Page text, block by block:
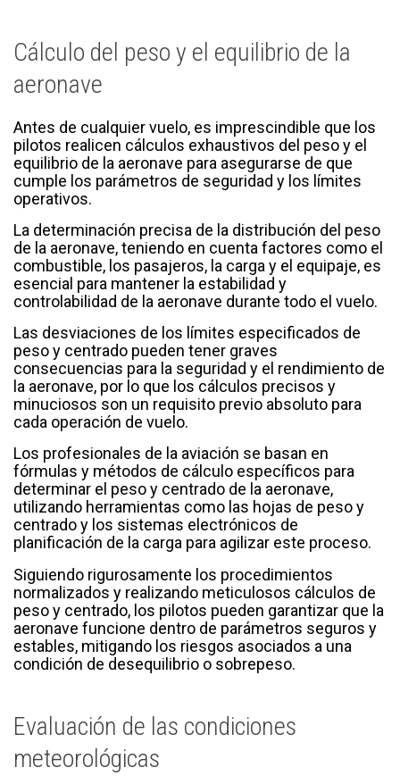
Cálculo del peso y el equilibrio de la
aeronave
Antes de cualquier vuelo, es imprescindible que los
pilotos realicen cálculos exhaustivos del peso y el
equilibrio de la aeronave para asegurarse de que
cumple los parámetros de seguridad y los límites
operativos.
La determinación precisa de la distribución del peso
de la aeronave, teniendo en cuenta factores como el
combustible, los pasajeros, la carga y el equipaje, es
esencial para mantener la estabilidad y
controlabilidad de la aeronave durante todo el vuelo.
Las desviaciones de los límites especificados de
peso y centrado pueden tener graves
consecuencias para la seguridad y el rendimiento de
la aeronave, por lo que los cálculos precisos y
minuciosos son un requisito previo absoluto para
cada operación de vuelo.
Los profesionales de la aviación se basan en
fórmulas y métodos de cálculo específicos para
determinar el peso y centrado de la aeronave,
utilizando herramientas como las hojas de peso y
centrado y los sistemas electrónicos de
planificación de la carga para agilizar este proceso.
Siguiendo rigurosamente los procedimientos
normalizados y realizando meticulosos cálculos de
peso y centrado, los pilotos pueden garantizar que la
aeronave funcione dentro de parámetros seguros y
estables, mitigando los riesgos asociados a una
condición de desequilibrio o sobrepeso.
Evaluación de las condiciones
meteorológicas